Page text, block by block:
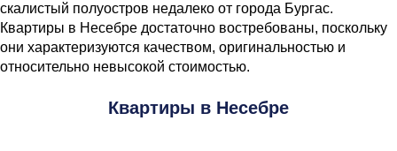
скалистый полуостров недалеко от города Бургас.
Квартиры в Несебре достаточно востребованы, поскольку
они характеризуются качеством, оригинальностью и
относительно невысокой стоимостью.
Квартиры в Несебре